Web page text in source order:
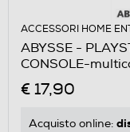
ACCESSORI HOME
ABYSSE -
CONSOLE-
€ 17,90
Acquisto online: